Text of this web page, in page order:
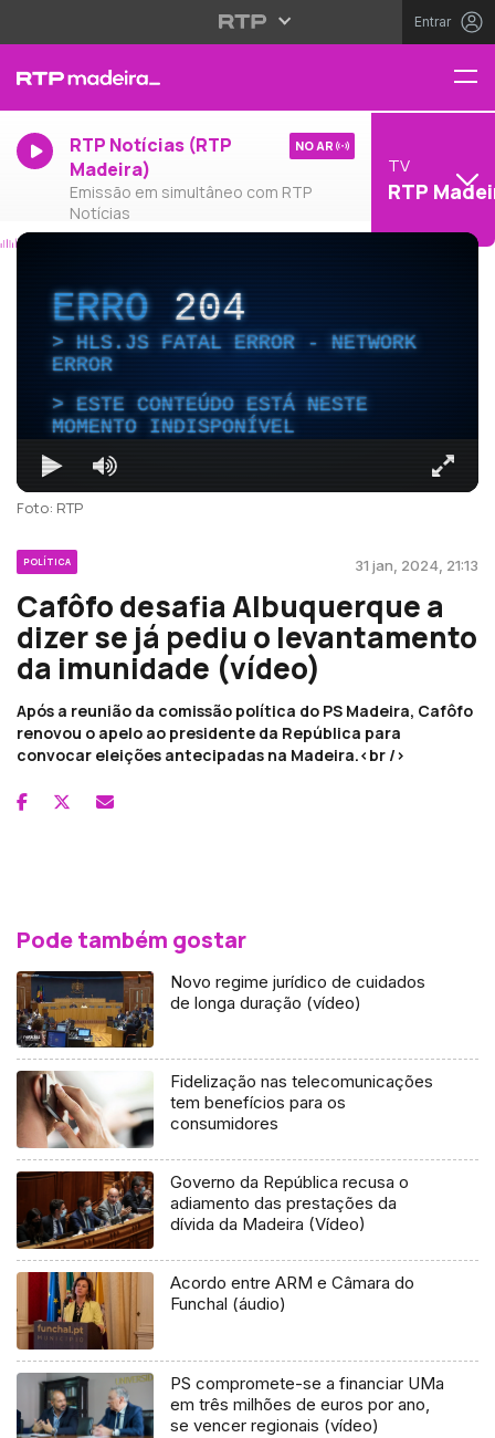
Entrar
RTP Notícias (RTP
Madeira)
Emissão em simultâneo com RTP
Notícias
NO AR
TV
RTP
ERRO204
HLS.JS FATAL ERROR - NETWORK
ERROR
ESTE CONTEÚDO ESTÁ NESTE
MOMENTO INDISPONÍVEL
Foto: RTP
POLÍTICA 31 jan, 2024, 21:13
Cafôfo desafia Albuquerque a
dizer se já pediu o levantamento
da imunidade (vídeo)
Após a reunião da comissão política do PS Madeira, Cafôfo
renovou o apelo ao presidente da República para
convocar eleições antecipadas na Madeira.<br />
Pode também gostar
Novo regime jurídico de cuidados
de longa duração (vídeo)
Fidelização nas telecomunicações
tem benefícios para os
consumidores
Governo da República recusa o
adiamento das prestações da
dívida da Madeira (Vídeo)
Acordo entre ARM e Câmara do
Funchal (áudio)
PS compromete-se a financiar UMa
em três milhões de euros por ano,
se vencer regionais (vídeo)